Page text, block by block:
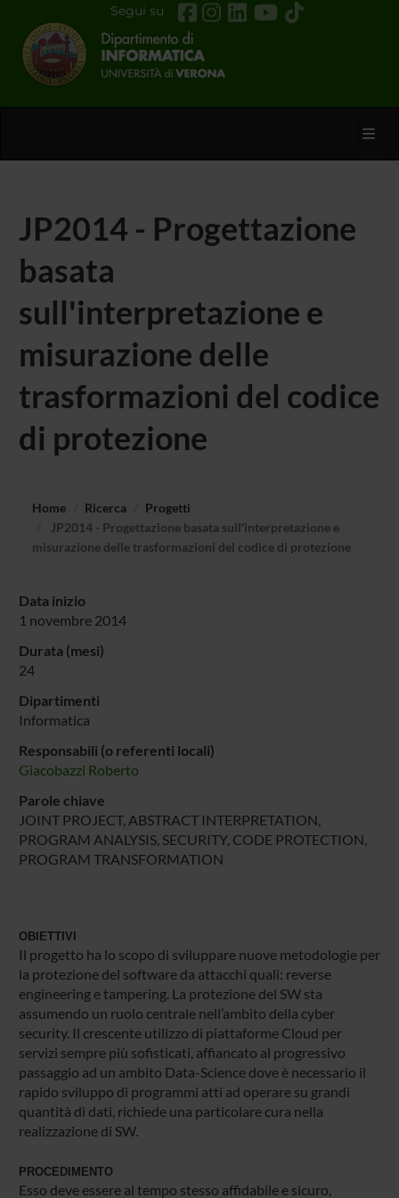
Segui su
JP2014 - Progettazione
basata
sull'interpretazione e
misurazione delle
trasformazioni del codice
di protezione
Home Ricerca
Progetti
JP2014 - Progettazione basata sull'interpretazione e
misurazione delle trasformazioni del codice di protezione
Data inizio
1 novembre 2014
Durata (mesi)
24
Dipartimenti
Informatica
Responsabili (o referenti locali)
Giacobazzi Roberto
Parole chiave
JOINT PROJECT, ABSTRACT INTERPRETATION,
PROGRAM ANALYSIS, SECURITY, CODE PROTECTION,
PROGRAM TRANSFORMATION
OBIETTIVI
Il progetto ha lo scopo di sviluppare nuove metodologie per
la protezione del software da attacchi quali: reverse
engineering e tampering. La protezione del SW sta
assumendo un ruolo centrale nell’ambito della cyber
security. Il crescente utilizzo di piattaforme Cloud per
servizi sempre più sofisticati, affiancato al progressivo
passaggio ad un ambito Data-Science dove è necessario il
rapido sviluppo di programmi atti ad operare su grandi
quantità di dati, richiede una particolare cura nella
realizzazione di SW.
PROCEDIMENTO
Esso deve essere al tempo stesso affidabile e sicuro,